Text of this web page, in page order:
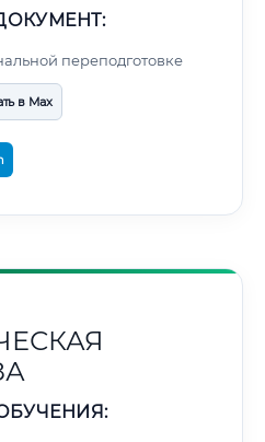
переподготовке
в Max